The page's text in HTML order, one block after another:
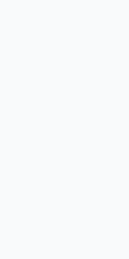
Slogen"